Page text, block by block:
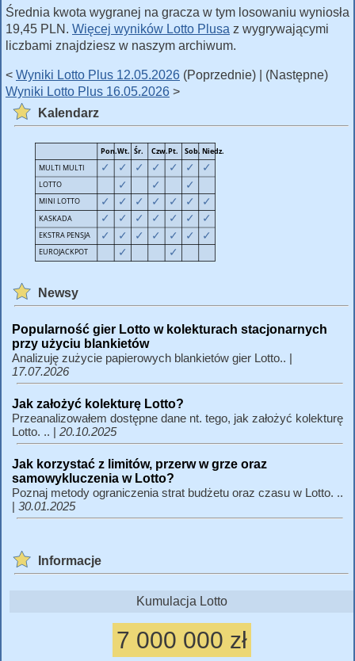
Średnia kwota wygranej na gracza w tym losowaniu wyniosła
19,45 PLN. Więcej wyników Lotto Plusa z wygrywającymi
liczbami znajdziesz w naszym archiwum.
< Wyniki Lotto Plus 12.05.2026 (Poprzednie) | (Następne)
Wyniki Lotto Plus 16.05.2026 >
Kalendarz
Newsy
Popularność gier Lotto w kolekturach stacjonarnych
przy użyciu blankietów
Analizuję zużycie papierowych blankietów gier Lotto.. |
17.07.2026
Jak założyć kolekturę Lotto?
Przeanalizowałem dostępne dane nt. tego, jak założyć kolekturę
Lotto. .. | 20.10.2025
Jak korzystać z limitów, przerw w grze oraz
samowykluczenia w Lotto?
Poznaj metody ograniczenia strat budżetu oraz czasu w Lotto. ..
| 30.01.2025
Informacje
Kumulacja Lotto
7 000 000 zł